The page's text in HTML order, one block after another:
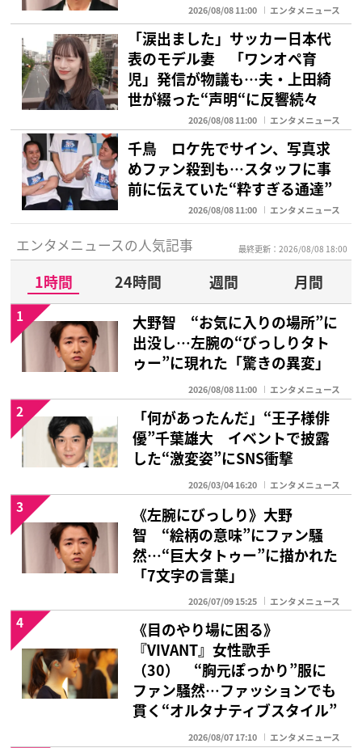
2026/08/08 11:00 エンタメニュース
「涙出ました」サッカー日本代
表のモデル妻 「ワンオペ育
児」発信が物議も…夫・上田綺
世が綴った“声明“に反響続々
2026/08/08 11:00 エンタメニュース
千鳥 ロケ先でサイン、写真求
めファン殺到も…スタッフに事
前に伝えていた“粋すぎる通達”
2026/08/08 11:00 エンタメニュース
エンタメニュースの人気記事 最終更新：2026/08/08 18:00
1時間 24時間 週間
月間
大野智 “お気に入りの場所”に
出没し…左腕の“びっしりタト
ゥー”に現れた「驚きの異変」
2026/08/08 11:00 エンタメニュース
1
「何があったんだ」“王子様俳
優”千葉雄大 イベントで披露
した“激変姿”にSNS衝撃
2026/03/04 16:20 エンタメニュース
2
《左腕にびっしり》大野
智 “絵柄の意味”にファン騒
然…“巨大タトゥー”に描かれた
「7文字の言葉」
2026/07/09 15:25 エンタメニュース
3
《目のやり場に困る》
『VIVANT』女性歌手
（30） “胸元ぽっかり”服に
ファン騒然…ファッションでも
貫く“オルタナティブスタイル”
2026/08/07 17:10 エンタメニュース
4